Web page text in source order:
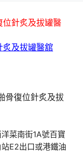
位針炙及拔罐醫
炙及拔罐醫舘
菜南街1A號百寶
E2出口或港鐵油